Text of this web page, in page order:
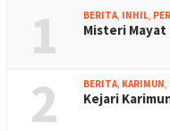
1 BERITA, INHIL,
Misteri Mayat
2 BERITA, KARIMUN,
Kejari